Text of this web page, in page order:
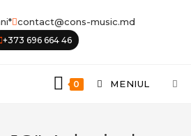
contact@cons-music.md
+373 696 664 46
0 MENIUL